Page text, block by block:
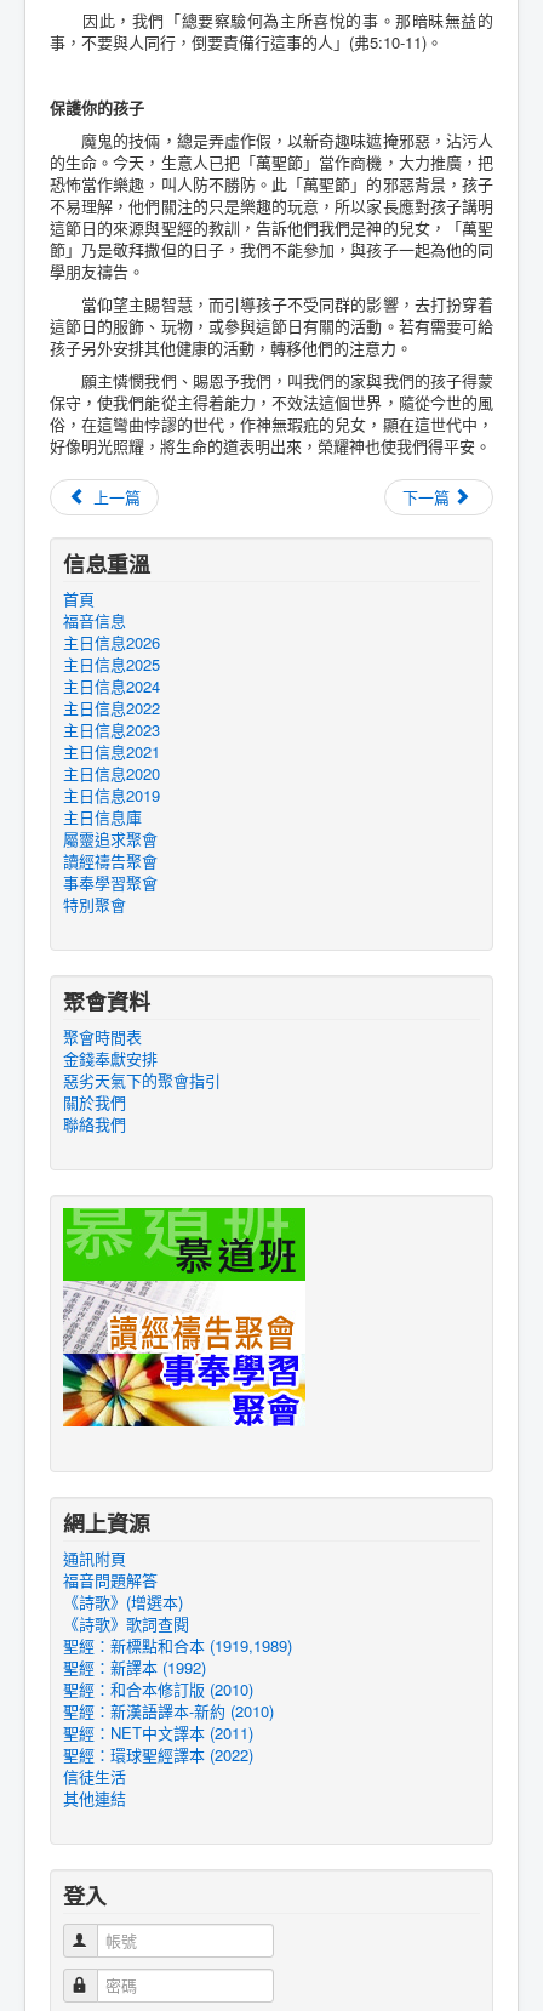
因此，我們「總要察驗何為主所喜悅的事。那暗昧無益的
事，不要與人同行，倒要責備行這事的人」(弗5:10-11)。
保護你的孩子
魔鬼的技倆，總是弄虛作假，以新奇趣味遮掩邪惡，沾污人
的生命。今天，生意人已把「萬聖節」當作商機，大力推廣，把
恐怖當作樂趣，叫人防不勝防。此「萬聖節」的邪惡背景，孩子
不易理解，他們關注的只是樂趣的玩意，所以家長應對孩子講明
這節日的來源與聖經的教訓，告訴他們我們是神的兒女，「萬聖
節」乃是敬拜撒但的日子，我們不能參加，與孩子一起為他的同
學朋友禱告。
當仰望主賜智慧，而引導孩子不受同群的影響，去打扮穿着
這節日的服飾、玩物，或參與這節日有關的活動。若有需要可給
孩子另外安排其他健康的活動，轉移他們的注意力。
願主憐憫我們、賜恩予我們，叫我們的家與我們的孩子得蒙
保守，使我們能從主得着能力，不效法這個世界，隨從今世的風
俗，在這彎曲悖謬的世代，作神無瑕疪的兒女，顯在這世代中，
好像明光照耀，將生命的道表明出來，榮耀神也使我們得平安。
上一篇 下一篇
信息重溫
首頁
福音信息
主日信息2026
主日信息2025
主日信息2024
主日信息2022
主日信息2023
主日信息2021
主日信息2020
主日信息2019
主日信息庫
屬靈追求聚會
讀經禱告聚會
事奉學習聚會
特別聚會
聚會資料
聚會時間表
金錢奉獻安排
惡劣天氣下的聚會指引
關於我們
聯絡我們
網上資源
通訊附頁
福音問題解答
《詩歌》(增選本)
《詩歌》歌詞查閱
聖經：新標點和合本 (1919,1989)
聖經：新譯本 (1992)
聖經：和合本修訂版 (2010)
聖經：新漢語譯本-新約 (2010)
聖經：NET中文譯本 (2011)
聖經：環球聖經譯本 (2022)
信徒生活
其他連結
登入
帳號
密碼